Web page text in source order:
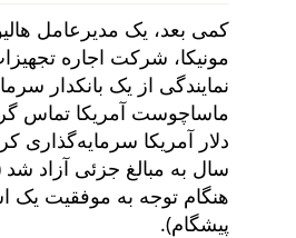
کمی بعد، یک مدیرعامل
مونیکا، شرکت اجاره
نمایندگی از یک بانکدار
دلار آمریکا سرمایه‌گذاری
سال به مبالغ جزئی آزاد
هنگام توجه به موفقیت یک
پیشگام).